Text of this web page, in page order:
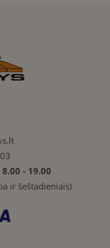
8.00 - 19.00
ir šeštadieniais)